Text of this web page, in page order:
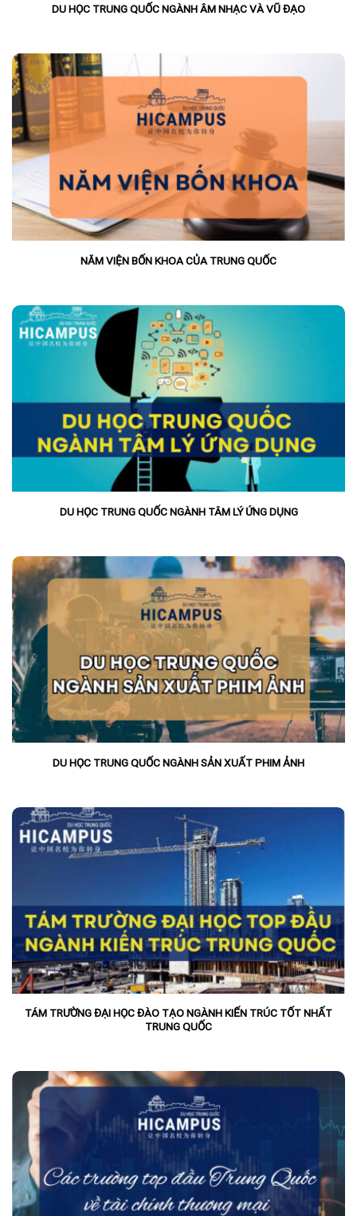
DU HỌC TRUNG QUỐC NGÀNH ÂM NHẠC VÀ VŨ ĐẠO
NĂM VIỆN BỐN KHOA CỦA TRUNG QUỐC
DU HỌC TRUNG QUỐC NGÀNH TÂM LÝ ỨNG DỤNG
DU HỌC TRUNG QUỐC NGÀNH SẢN XUẤT PHIM ẢNH
TÁM TRƯỜNG ĐẠI HỌC ĐÀO TẠO NGÀNH KIẾN TRÚC TỐT NHẤT
TRUNG QUỐC